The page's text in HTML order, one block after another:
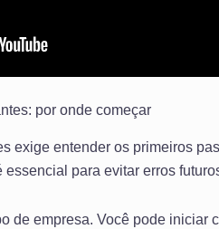
por onde começar
exige entender os primeiros
para evitar erros
de empresa. Você pode iniciar